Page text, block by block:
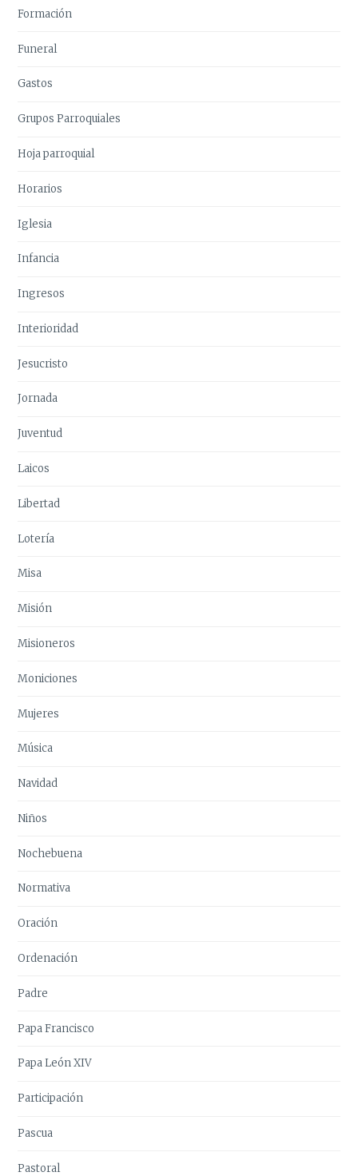
Formación
Funeral
Gastos
Grupos Parroquiales
Hoja parroquial
Horarios
Iglesia
Infancia
Ingresos
Interioridad
Jesucristo
Jornada
Juventud
Laicos
Libertad
Lotería
Misa
Misión
Misioneros
Moniciones
Mujeres
Música
Navidad
Niños
Nochebuena
Normativa
Oración
Ordenación
Padre
Papa Francisco
Papa León XIV
Participación
Pascua
Pastoral